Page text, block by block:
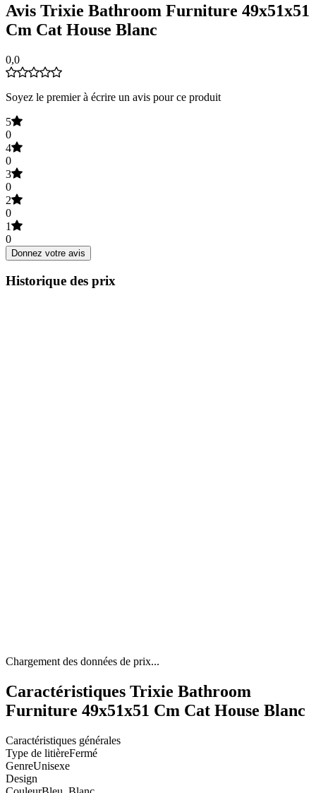
Avis Trixie Bathroom Furniture 49x51x51
Cm Cat House Blanc
0,0
Soyez le premier à écrire un avis pour ce produit
5
0
4
0
3
0
2
0
1
0
Donnez votre avis
Historique des prix
Chargement des données de prix...
Caractéristiques Trixie Bathroom
Furniture 49x51x51 Cm Cat House Blanc
Caractéristiques générales
Type de litièreFermé
GenreUnisexe
Design